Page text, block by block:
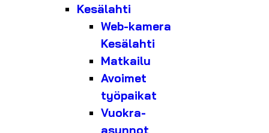
Kesälahti
Web-kamera
Kesälahti
Matkailu
Avoimet
työpaikat
Vuokra-
asunnot